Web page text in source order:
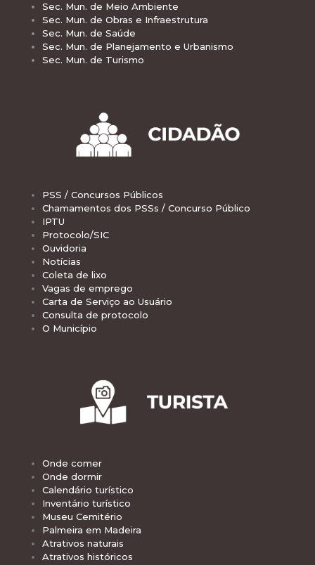
Sec. Mun. de Meio Ambiente
Sec. Mun. de Obras e Infraestrutura
Sec. Mun. de Saúde
Sec. Mun. de Planejamento e Urbanismo
Sec. Mun. de Turismo
PSS / Concursos Públicos
Chamamentos dos PSSs / Concurso Público
IPTU
Protocolo/SIC
Ouvidoria
Notícias
Coleta de lixo
Vagas de emprego
Carta de Serviço ao Usuário
Consulta de protocolo
O Município
Onde comer
Onde dormir
Calendário turístico
Inventário turístico
Museu Cemitério
Palmeira em Madeira
Atrativos naturais
Atrativos históricos